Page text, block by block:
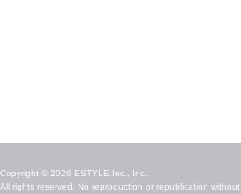
Copyright © 2026 ESTYLE,Inc., Inc.
All rights reserved. No reproduction or republication without